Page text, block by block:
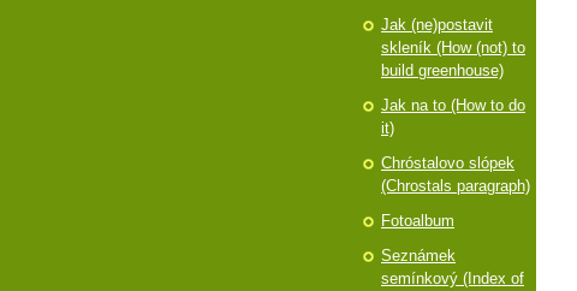
Jak (ne)postavit
skleník (How (not) to
build greenhouse)
Jak na to (How to do
it)
Chróstalovo slópek
(Chrostals paragraph)
Fotoalbum
Seznámek
semínkový (Index of